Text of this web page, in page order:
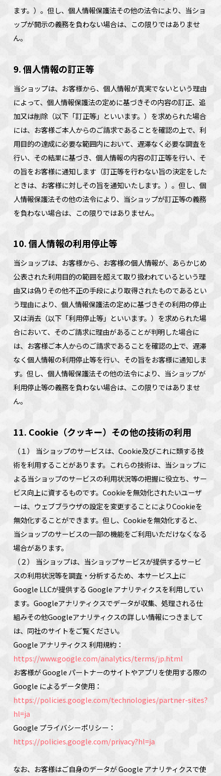
ます。）。但し、個人情報保護法その他の法令により、当ショ
ップが開示の義務を負わない場合は、この限りではありませ
ん。
9. 個人情報の訂正等
当ショップは、お客様から、個人情報が真実でないという理由
によって、個人情報保護法の定めに基づきその内容の訂正、追
加又は削除（以下「訂正等」といいます。）を求められた場合
には、お客様ご本人からのご請求であることを確認の上で、利
用目的の達成に必要な範囲内において、遅滞なく必要な調査を
行い、その結果に基づき、個人情報の内容の訂正等を行い、そ
の旨をお客様に通知します（訂正等を行わない旨の決定をした
ときは、お客様に対しその旨を通知いたします。）。但し、個
人情報保護法その他の法令により、当ショップが訂正等の義務
を負わない場合は、この限りではありません。
10. 個人情報の利用停止等
当ショップは、お客様から、お客様の個人情報が、あらかじめ
公表された利用目的の範囲を超えて取り扱われているという理
由又は偽りその他不正の手段により取得されたものであるとい
う理由により、個人情報保護法の定めに基づきその利用の停止
又は消去（以下「利用停止等」といいます。）を求められた場
合において、そのご請求に理由があることが判明した場合に
は、お客様ご本人からのご請求であることを確認の上で、遅滞
なく個人情報の利用停止等を行い、その旨をお客様に通知しま
す。但し、個人情報保護法その他の法令により、当ショップが
利用停止等の義務を負わない場合は、この限りではありませ
ん。
11. Cookie（クッキー）その他の技術の利用
（１） 当ショップのサービスは、Cookie及びこれに類する技
術を利用することがあります。これらの技術は、当ショップに
よる当ショップのサービスの利用状況等の把握に役立ち、サー
ビス向上に資するものです。Cookieを無効化されたいユーザ
ーは、ウェブブラウザの設定を変更することによりCookieを
無効化することができます。但し、Cookieを無効化すると、
当ショップのサービスの一部の機能をご利用いただけなくなる
場合があります。
（２） 当ショップは、当ショップサービスが提供するサービ
スの利用状況等を調査・分析するため、本サービス上に
Google LLCが提供する Google アナリティクスを利用してい
ます。Googleアナリティクスでデータが収集、処理される仕
組みその他Googleアナリティクスの詳しい情報につきまして
は、同社のサイトをご覧ください。
Google アナリティクス 利用規約：
https://www.google.com/analytics/terms/jp.html
お客様が Google パートナーのサイトやアプリを使用する際の
Google によるデータ使用：
https://policies.google.com/technologies/partner-sites?
hl=ja
Google プライバシーポリシー：
https://policies.google.com/privacy?hl=ja
なお、お客様はご自身のデータが Google アナリティクスで使